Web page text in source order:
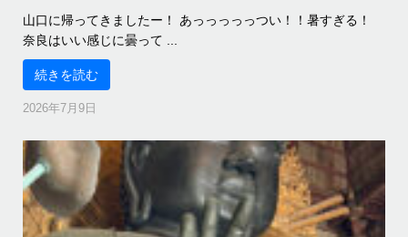
山口に帰ってきましたー！ あっっっっっつい！！暑すぎる！
奈良はいい感じに曇って ...
続きを読む
2026年7月9日